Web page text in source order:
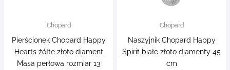
Chopard
Pierścionek Chopard Happy
Hearts żółte złoto diament
Masa perłowa rozmiar 13
Chopard
Naszyjnik Chopard Happy
Spirit białe złoto diamenty 45
cm